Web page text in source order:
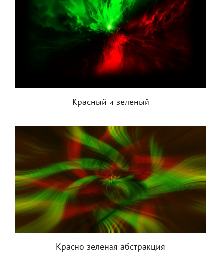
Красный и зеленый
Красно зеленая абстракция